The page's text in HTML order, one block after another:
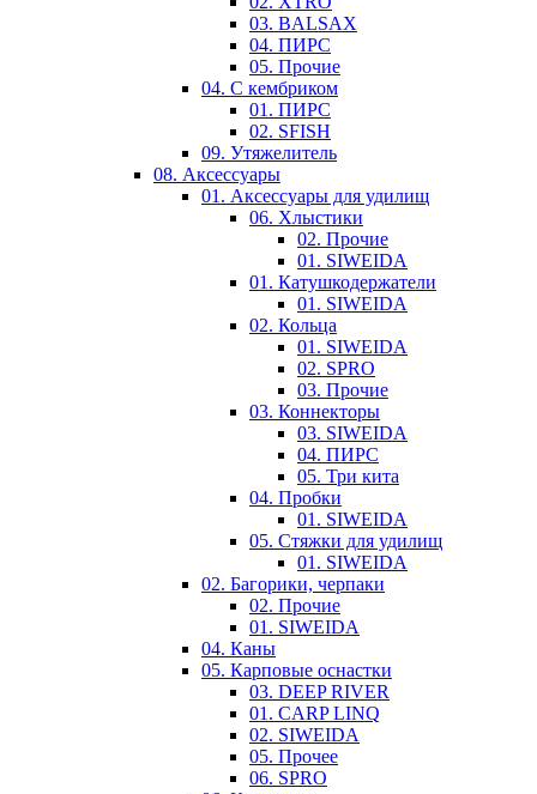
03. BALSAX
04. ПИРС
05. Прочие
04. С кембриком
01. ПИРС
02. SFISH
09. Утяжелитель
08. Аксессуары
01. Аксессуары для удилищ
06. Хлыстики
02. Прочие
01. SIWEIDA
01. Катушкодержатели
01. SIWEIDA
02. Кольца
01. SIWEIDA
02. SPRO
03. Прочие
03. Коннекторы
03. SIWEIDA
04. ПИРС
05. Три кита
04. Пробки
01. SIWEIDA
05. Стяжки для удилищ
01. SIWEIDA
02. Багорики, черпаки
02. Прочие
01. SIWEIDA
04. Каны
05. Карповые оснастки
03. DEEP RIVER
01. CARP LINQ
02. SIWEIDA
05. Прочее
06. SPRO